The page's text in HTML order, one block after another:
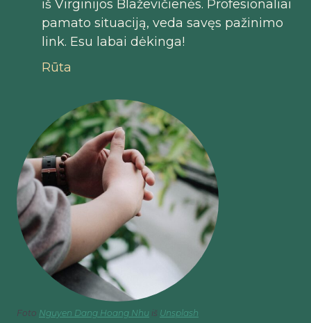
iš Virginijos Blaževičienės. Profesionaliai
pamato situaciją, veda savęs pažinimo
link. Esu labai dėkinga!
Rūta
Foto Nguyen Dang Hoang Nhu iš Unsplash